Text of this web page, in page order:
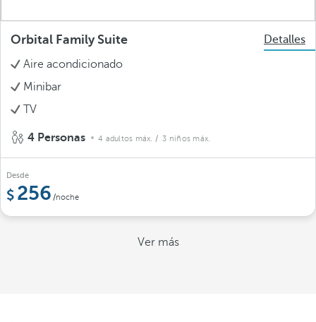
Orbital Family Suite
Detalles
Aire acondicionado
Minibar
TV
4 Personas 4 adultos máx. / 3 niños máx.
Desde
256 /noche
Ver más